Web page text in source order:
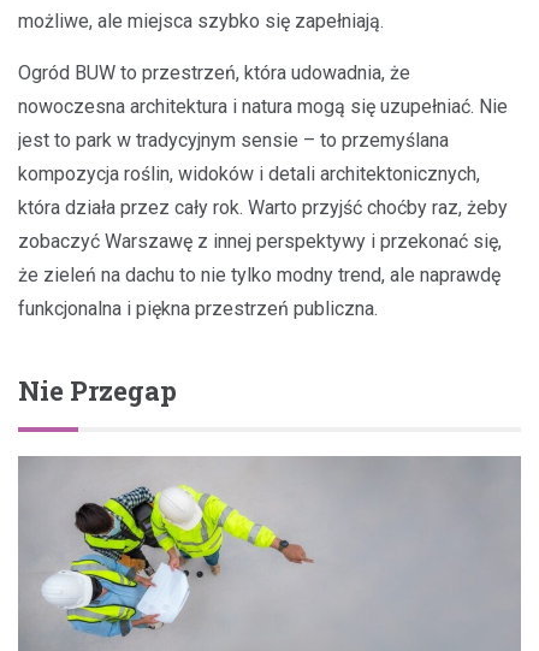
możliwe, ale miejsca szybko się zapełniają.
Ogród BUW to przestrzeń, która udowadnia, że
nowoczesna architektura i natura mogą się uzupełniać. Nie
jest to park w tradycyjnym sensie – to przemyślana
kompozycja roślin, widoków i detali architektonicznych,
która działa przez cały rok. Warto przyjść choćby raz, żeby
zobaczyć Warszawę z innej perspektywy i przekonać się,
że zieleń na dachu to nie tylko modny trend, ale naprawdę
funkcjonalna i piękna przestrzeń publiczna.
Nie Przegap